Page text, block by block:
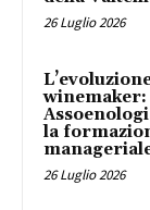
26 Luglio 2026
la
26 Luglio 2026